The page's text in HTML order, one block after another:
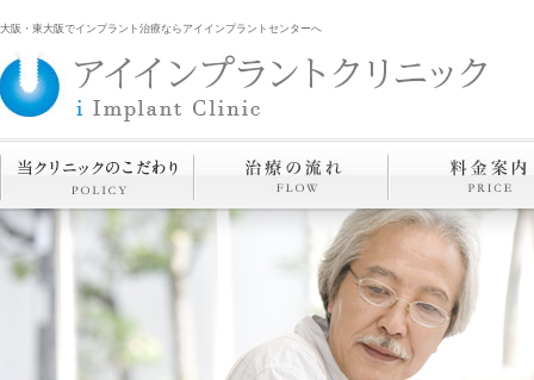
大阪・東大阪でインプラント治療ならアイインプラントセンターへ